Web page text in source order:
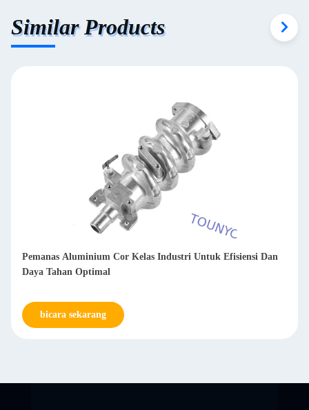
Similar Products
Pemanas Aluminium Cor Kelas Industri Untuk Efisiensi Dan
Daya Tahan Optimal
bicara sekarang